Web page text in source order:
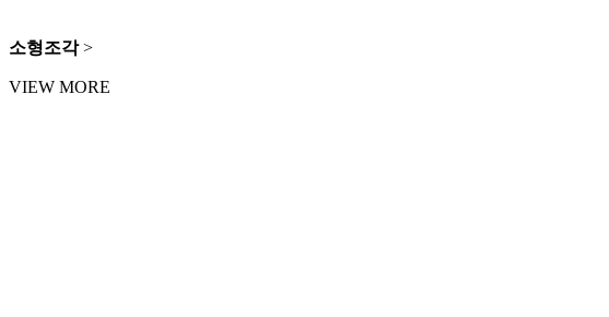
소형조각>
VIEW MORE